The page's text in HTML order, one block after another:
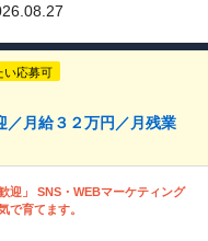
い応募可
月給３２万円／月残業
迎」 SNS・WEBマーケティング
で育てます。